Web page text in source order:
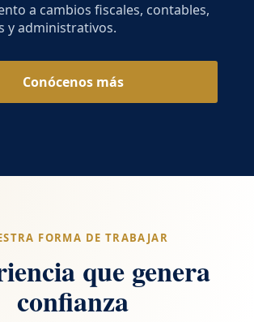
a cambios fiscales, contables,
y administrativos.
Conócenos más
FORMA DE TRABAJAR
que genera
confianza